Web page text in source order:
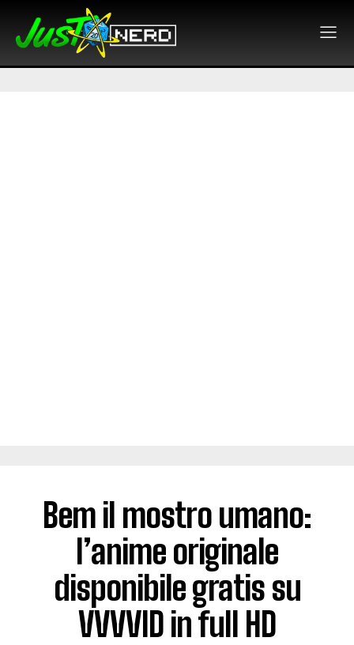
Bem il mostro umano:
l’anime originale
disponibile gratis su
VVVVID in full HD